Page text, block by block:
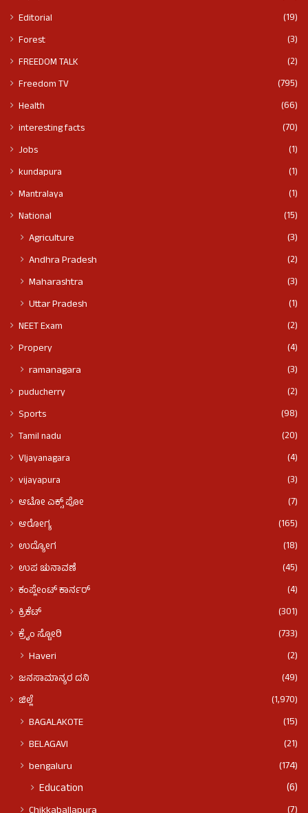
Editorial
(19)
Forest
(3)
FREEDOM TALK
(2)
Freedom TV
(795)
Health
(66)
interesting facts
(70)
Jobs
(1)
kundapura
(1)
Mantralaya
(1)
National
(15)
Agriculture
(3)
Andhra Pradesh
(2)
Maharashtra
(3)
Uttar Pradesh
(1)
NEET Exam
(2)
Propery
(4)
ramanagara (3)
puducherry
(2)
Sports
(98)
Tamil nadu
(20)
VIjayanagara
(4)
vijayapura
(3)
ಆಟೋ ಎಕ್ಸ್ ಪೋ
(7)
ಆರೋಗ್ಯ
(165)
ಉದ್ಯೋಗ
(18)
ಉಪ ಚುನಾವಣೆ
(45)
ಕಂಪ್ಲೇಂಟ್ ಕಾರ್ನರ್
(4)
ಕ್ರಿಕೆಟ್
(301)
ಕ್ರೈಂ ಸ್ಟೋರಿ
(733)
Haveri (2)
ಜನಸಾಮಾನ್ಯರ ದನಿ
(49)
ಜಿಲ್ಲೆ
(1,970)
BAGALAKOTE
(15)
BELAGAVI
(21)
bengaluru
(174)
Education (6)